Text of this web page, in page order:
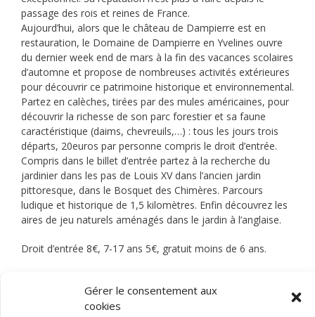
Gérer le consentement aux
cookies
passage des rois et reines de France.
Aujourd’hui, alors que le château de Dampierre est en
restauration, le Domaine de Dampierre en Yvelines ouvre
du dernier week end de mars à la fin des vacances scolaires
d’automne et propose de nombreuses activités extérieures
pour découvrir ce patrimoine historique et environnemental.
Partez en calèches, tirées par des mules américaines, pour
découvrir la richesse de son parc forestier et sa faune
caractéristique (daims, chevreuils,…) : tous les jours trois
départs, 20euros par personne compris le droit d’entrée.
Compris dans le billet d’entrée partez à la recherche du
jardinier dans les pas de Louis XV dans l’ancien jardin
pittoresque, dans le Bosquet des Chimères. Parcours
ludique et historique de 1,5 kilomètres. Enfin découvrez les
aires de jeu naturels aménagés dans le jardin à l’anglaise.
Droit d’entrée 8€, 7-17 ans 5€, gratuit moins de 6 ans.
Billetterie en ligne depuis le site internet. location rosalies,